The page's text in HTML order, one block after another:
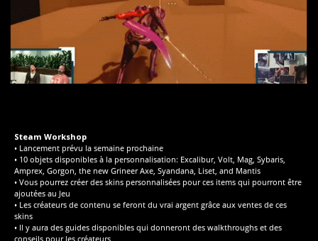
Steam Workshop
• Lancement prévu la semaine prochaine
• 10 objets disponibles à la personnalisation: Excalibur, Volt, Mag, Sybaris,
Amprex, Gorgon, the new Grineer Axe, Syandana, Liset, and Mantis
• Vous pourrez créer des skins personnalisées pour ces items qui pourront être
ajoutées au Jeu
• Les créateurs de contenu se feront du vrai argent grâce aux ventes de ces
skins
• Il y aura des guides disponibles qui donneront des walkthroughs et des
conseils pour les créateurs